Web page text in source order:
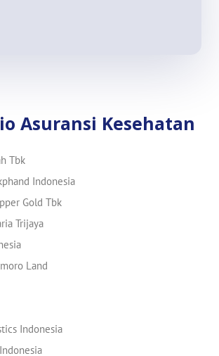
Asuransi Kesehatan
Tbk
Indonesia
Gold Tbk
Trijaya
Land
Indonesia